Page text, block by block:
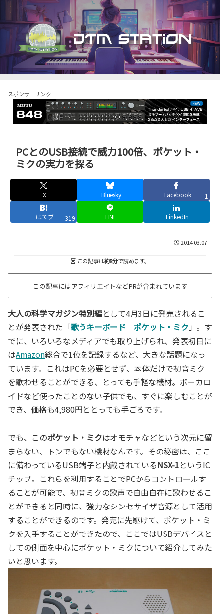
スポンサーリンク
PCとのUSB接続で威力100倍、ポケット・
ミクの実力を探る
X Bluesky Facebook 1
はてブ 319 LINE LinkedIn
2014.03.07
この記事は約8分で読めます。
この記事にはアフィリエイトなどPRが含まれています
大人の科学マガジン特別編として4月3日に発売されるこ
とが発表された「歌うキーボード ポケット・ミク 」。す
でに、いろいろなメディアでも取り上げられ、発表初日に
はAmazon総合で1位を記録するなど、大きな話題になっ
ています。これはPCを必要とせず、本体だけで初音ミク
を歌わせることができる、とっても手軽な機材。ボーカロ
イドなど使ったことのない子供でも、すぐに楽しむことが
でき、価格も4,980円ととっても手ごろです。
でも、このポケット・ミクはオモチャなどという次元に留
まらない、トンでもない機材なんです。その秘密は、ここ
に備わっているUSB端子と内蔵されているNSX-1というIC
チップ。これらを利用することでPCからコントロールす
ることが可能で、初音ミクの歌声で自由自在に歌わせるこ
とができると同時に、強力なシンセサイザ音源として活用
することができるのです。発売に先駆けて、ポケット・ミ
クを入手することができたので、ここではUSBデバイスと
しての側面を中心にポケット・ミクについて紹介してみた
いと思います。